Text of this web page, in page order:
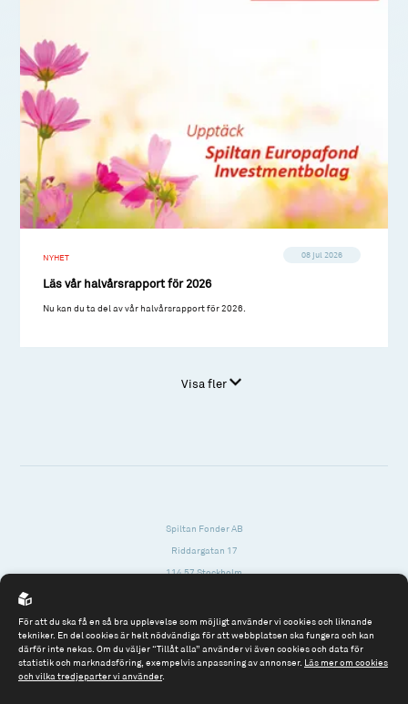
NYHET 08 jul 2026
Läs vår halvårsrapport för 2026
Nu kan du ta del av vår halvårsrapport för 2026.
Visa fler
Spiltan Fonder AB
Riddargatan 17
114 57 Stockholm
Tel: 08 - 545 813 40
fonder@spiltanfonder.se
För att du ska få en så bra upplevelse som möjligt använder vi cookies och liknande
tekniker. En del cookies är helt nödvändiga för att webbplatsen ska fungera och kan
därför inte nekas. Om du väljer “Tillåt alla” använder vi även cookies och data för
statistik och marknadsföring, exempelvis anpassning av annonser. Läs mer om cookies
och vilka tredjeparter vi använder.